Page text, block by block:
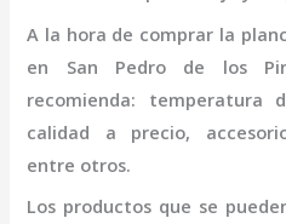
A la hora de comprar la
en San Pedro de los
recomienda: temperatura
calidad a precio,
entre otros.
Los productos que se